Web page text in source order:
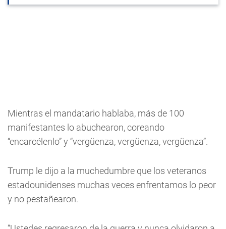
Mientras el mandatario hablaba, más de 100
manifestantes lo abuchearon, coreando
“encarcélenlo” y “vergüenza, vergüenza, vergüenza”.
Trump le dijo a la muchedumbre que los veteranos
estadounidenses muchas veces enfrentamos lo peor
y no pestañearon.